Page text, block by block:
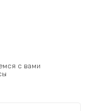
с вами